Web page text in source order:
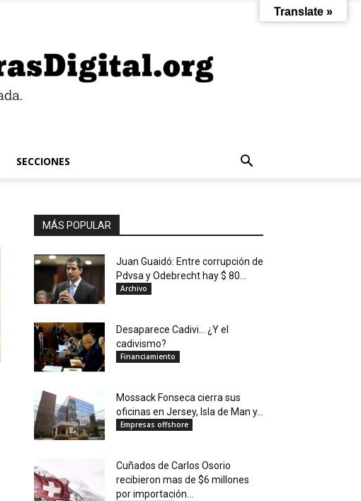
SECCIONES
MÁS POPULAR
Juan Guaidó: Entre corrupción de
Pdvsa y Odebrecht hay $ 80...
Archivo
Desaparece Cadivi… ¿Y el
cadivismo?
Financiamiento
Mossack Fonseca cierra sus
oficinas en Jersey, Isla de Man y...
Empresas offshore
Cuñados de Carlos Osorio
recibieron mas de $6 millones
por importación...
Translate »